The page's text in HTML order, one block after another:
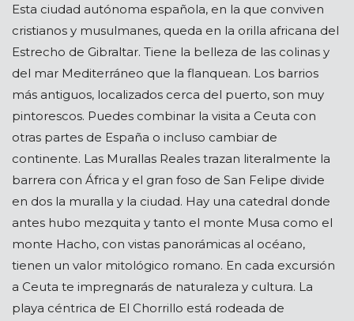
Esta ciudad autónoma española, en la que conviven
cristianos y musulmanes, queda en la orilla africana del
Estrecho de Gibraltar. Tiene la belleza de las colinas y
del mar Mediterráneo que la flanquean. Los barrios
más antiguos, localizados cerca del puerto, son muy
pintorescos. Puedes combinar la visita a Ceuta con
otras partes de España o incluso cambiar de
continente. Las Murallas Reales trazan literalmente la
barrera con África y el gran foso de San Felipe divide
en dos la muralla y la ciudad. Hay una catedral donde
antes hubo mezquita y tanto el monte Musa como el
monte Hacho, con vistas panorámicas al océano,
tienen un valor mitológico romano. En cada excursión
a Ceuta te impregnarás de naturaleza y cultura. La
playa céntrica de El Chorrillo está rodeada de